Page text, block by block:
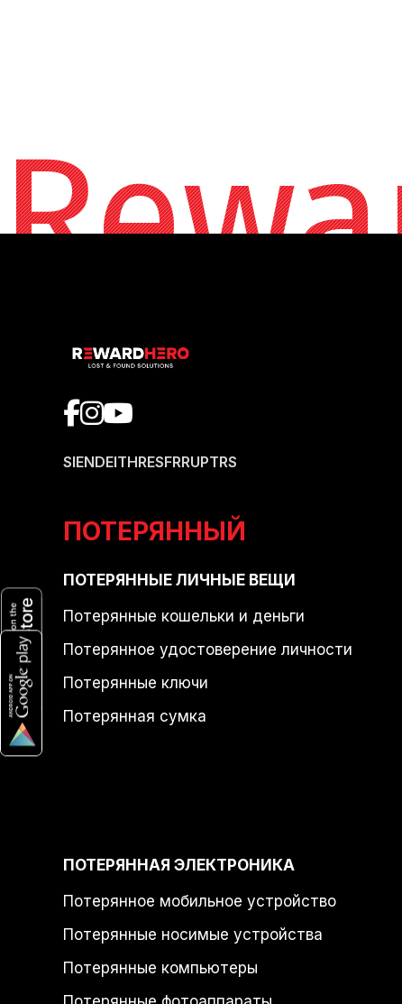
SIENDEITHRESFRRUPTRS
ПОТЕРЯННЫЙ
ПОТЕРЯННЫЕ ЛИЧНЫЕ ВЕЩИ
Потерянные кошельки и деньги
Потерянное удостоверение личности
Потерянные ключи
Потерянная сумка
ПОТЕРЯННАЯ ЭЛЕКТРОНИКА
Потерянное мобильное устройство
Потерянные носимые устройства
Потерянные компьютеры